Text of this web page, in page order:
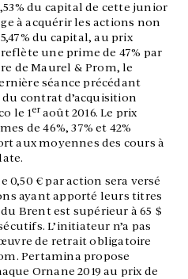
du capital de cette junior
à acquérir les actions non
du capital, au prix
une prime de 47% par
de Maurel & Prom, le
séance précédant
contrat d’acquisition
le 1eraoût 2016. Le prix
de 46%, 37% et 42%
aux moyennes des cours à
0,50 € par action sera versé
ayant apporté leurs titres
du Brent est supérieur à 65 $
L’initiateur n’a pas
de retrait obligatoire
Pertamina propose
Ornane 2019 au prix de